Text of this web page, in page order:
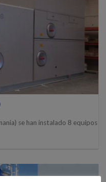
se han instalado 8 equipos